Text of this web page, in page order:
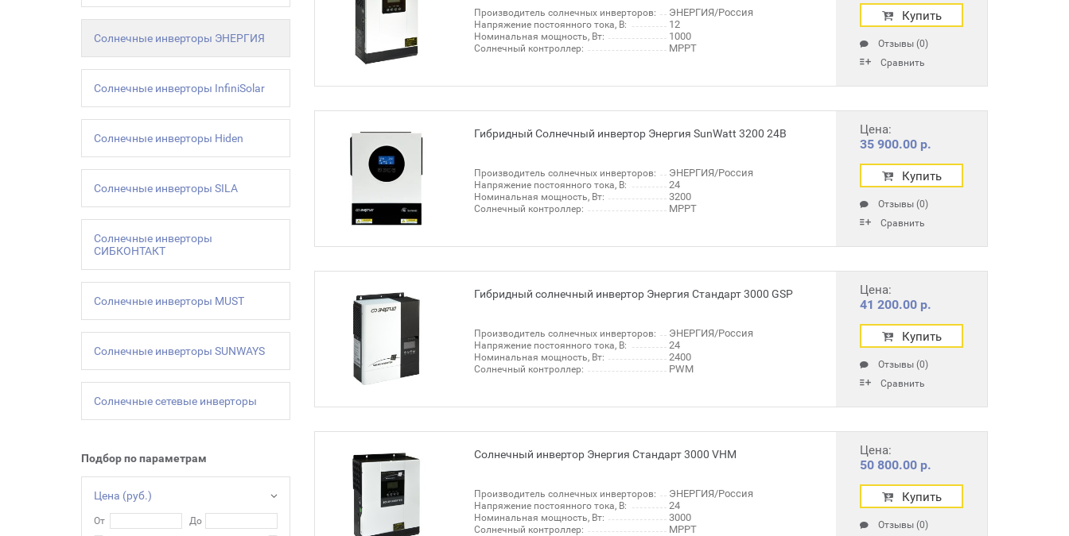
Солнечные инверторы ЭНЕРГИЯ
Солнечные инверторы InfiniSolar
Солнечные инверторы Hiden
Солнечные инверторы SILA
Солнечные инверторы
СИБКОНТАКТ
Солнечные инверторы MUST
Солнечные инверторы SUNWAYS
Солнечные сетевые инверторы
Подбор по параметрам
Цена (руб.)
От До
Производитель солнечных инверторов: ЭНЕРГИЯ/Россия
Напряжение постоянного тока, В: 12
Номинальная мощность, Вт: 1000
Солнечный контроллер: MPPT
Купить
Отзывы (0)
Сравнить
Гибридный Солнечный инвертор Энергия SunWatt 3200 24В
Производитель солнечных инверторов: ЭНЕРГИЯ/Россия
Напряжение постоянного тока, В: 24
Номинальная мощность, Вт: 3200
Солнечный контроллер: MPPT
Цена:
35 900.00 р.
Купить
Отзывы (0)
Сравнить
Гибридный солнечный инвертор Энергия Стандарт 3000 GSР
Производитель солнечных инверторов: ЭНЕРГИЯ/Россия
Напряжение постоянного тока, В: 24
Номинальная мощность, Вт: 2400
Солнечный контроллер: PWM
Цена:
41 200.00 р.
Купить
Отзывы (0)
Сравнить
Солнечный инвертор Энергия Стандарт 3000 VHM
Производитель солнечных инверторов: ЭНЕРГИЯ/Россия
Напряжение постоянного тока, В: 24
Номинальная мощность, Вт: 3000
Солнечный контроллер: MPPT
Цена:
50 800.00 р.
Купить
Отзывы (0)